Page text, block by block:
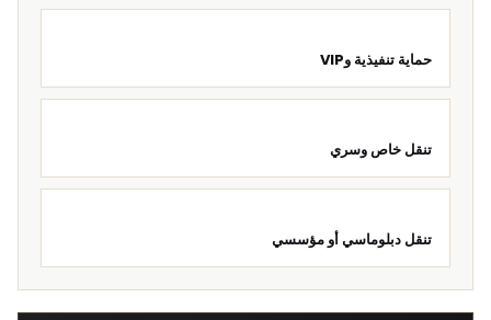
حماية تنفيذية وVIP
تنقل خاص وسري
تنقل دبلوماسي أو مؤسسي